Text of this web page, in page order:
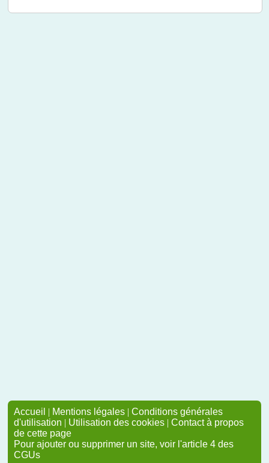
Accueil | Mentions légales | Conditions générales
d'utilisation | Utilisation des cookies | Contact à propos
de cette page
Pour ajouter ou supprimer un site, voir l'article 4 des
CGUs